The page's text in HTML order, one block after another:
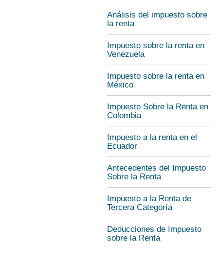
Análisis del impuesto sobre
la renta
Impuesto sobre la renta en
Venezuela
Impuesto sobre la renta en
México
Impuesto Sobre la Renta en
Colombia
Impuesto a la renta en el
Ecuador
Antecedentes del Impuesto
Sobre la Renta
Impuesto a la Renta de
Tercera Categoría
Deducciones de Impuesto
sobre la Renta